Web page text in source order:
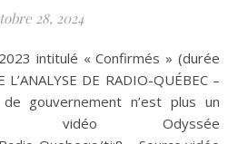
28, 2024
DE RADIO-QUÉBEC –
gouvernement n’est plus un
vidéo Odyssée